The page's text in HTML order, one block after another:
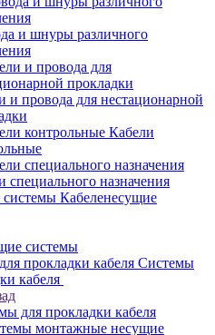
и шнуры различного
и провода для нестационарной
Кабели
специального назначения
Кабеленесущие
системы
Системы
кабеля
для прокладки кабеля